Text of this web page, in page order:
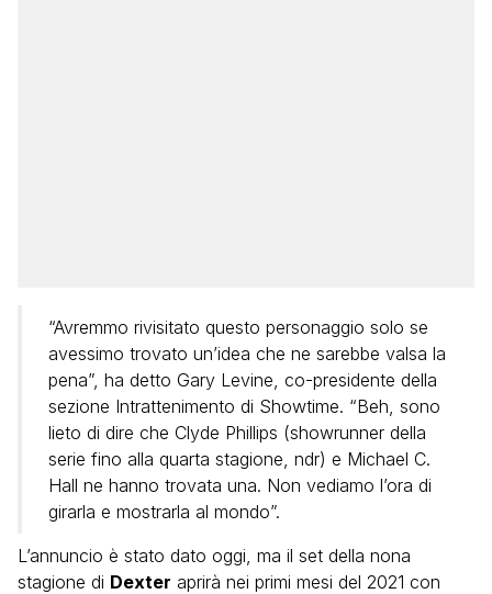
“Avremmo rivisitato questo personaggio solo se
avessimo trovato un’idea che ne sarebbe valsa la
pena”, ha detto Gary Levine, co-presidente della
sezione Intrattenimento di Showtime. “Beh, sono
lieto di dire che Clyde Phillips (showrunner della
serie fino alla quarta stagione, ndr) e Michael C.
Hall ne hanno trovata una. Non vediamo l’ora di
girarla e mostrarla al mondo”.
L’annuncio è stato dato oggi, ma il set della nona
stagione di Dexter aprirà nei primi mesi del 2021 con